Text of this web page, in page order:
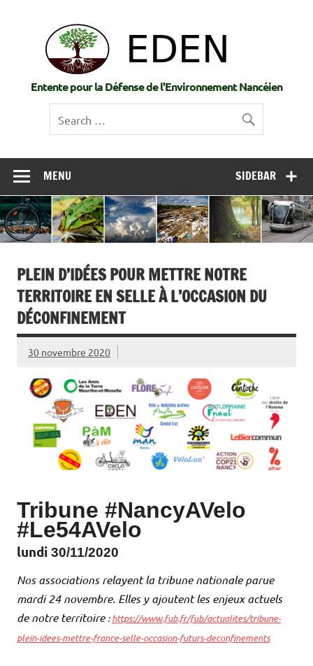
Entente pour la Défense de l'Environnement Nancéien
SIDEBAR
MENU
PLEIN D’IDÉES POUR METTRE NOTRE
TERRITOIRE EN SELLE À L’OCCASION DU
DÉCONFINEMENT
30 novembre 2020
Tribune #NancyAVelo
#Le54AVelo
lundi 30/11/2020
Nos associations relayent la tribune nationale parue
mardi 24 novembre. Elles y ajoutent les enjeux actuels
de notre territoire :https://www.fub.fr/fub/actualites/tribune-
plein-idees-mettre-france-selle-occasion-futurs-deconfinements